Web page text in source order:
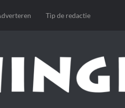
Tip de redactie